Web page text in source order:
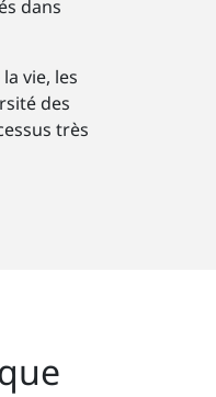
dans
vie, les
des
très